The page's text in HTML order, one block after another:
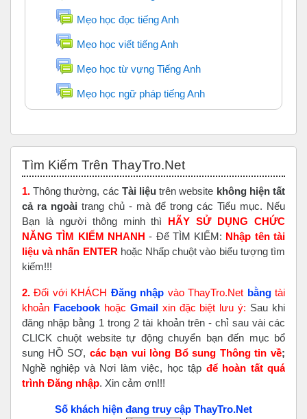
Mẹo học đọc tiếng Anh
Diễn đàn
Mẹo học viết tiếng Anh
Diễn đàn
Mẹo học từ vựng Tiếng Anh
Diễn đàn
Mẹo học ngữ pháp tiếng Anh
Diễn đàn
Tìm Kiếm Trên ThayTro.Net
1. Thông thường, các Tài liệu trên website không hiện tất
cả ra ngoài trang chủ - mà để trong các Tiểu mục. Nếu
Bạn là người thông minh thì HÃY SỬ DỤNG CHỨC
NĂNG TÌM KIẾM NHANH - Để TÌM KIẾM: Nhập tên tài
liệu và nhấn ENTER hoặc Nhấp chuột vào biểu tượng tìm
kiếm!!!
2. Đối với KHÁCH Đăng nhập vào ThayTro.Net bằngtài
khoản Facebook hoặc Gmailxin đặc biệt lưu ý: Sau khi
đăng nhập bằng 1 trong 2 tài khoản trên - chỉ sau vài các
CLICK chuột website tự động chuyển bạn đến mục bổ
sung HỒ SƠ, các bạn vui lòng Bổ sung Thông tin về;
Nghề nghiệp và Nơi làm việc, học tập để hoàn tấtquá
trình Đăng nhập. Xin cảm ơn!!!
Số khách hiện đang truy cập ThayTro.Net